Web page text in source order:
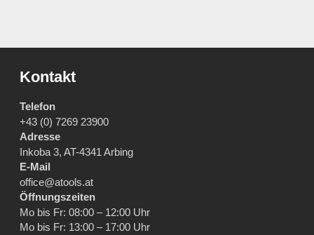
Kontakt
Telefon
+43 (0) 7269 23900
Adresse
Inkoba 3, AT-4341 Arbing
E-Mail
office@atools.at
Öffnungszeiten
Mo bis Fr: 08:00 – 12:00 Uhr
Mo bis Fr: 13:00 – 17:00 Uhr